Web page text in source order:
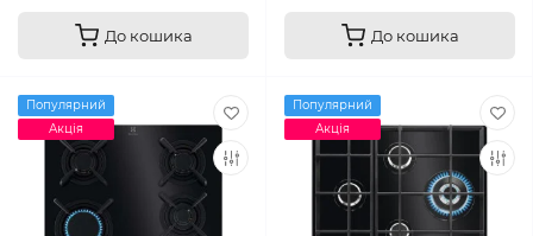
До кошика До кошика
Популярний
Акція
Популярний
Акція